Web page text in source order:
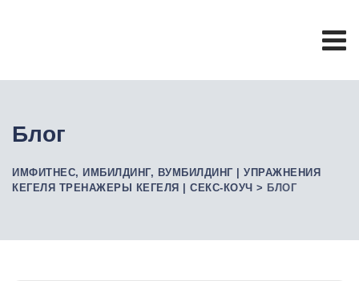
Блог
ИМФИТНЕС, ИМБИЛДИНГ, ВУМБИЛДИНГ | УПРАЖНЕНИЯ
КЕГЕЛЯ ТРЕНАЖЕРЫ КЕГЕЛЯ | СЕКС-КОУЧ > БЛОГ